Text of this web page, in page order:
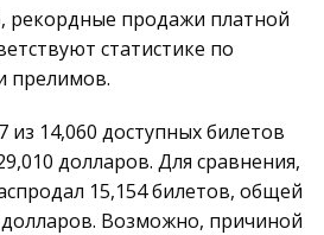
рекордные продажи платной
статистике по
прелимов.
из 14,060 доступных билетов
долларов. Для сравнения,
15,154 билетов, общей
Возможно, причиной